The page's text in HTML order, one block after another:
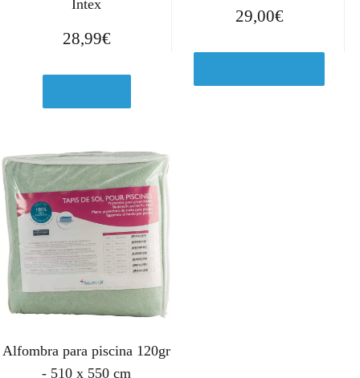
Intex
28,99€
29,00€
Alfombra para piscina 120gr
- 510 x 550 cm